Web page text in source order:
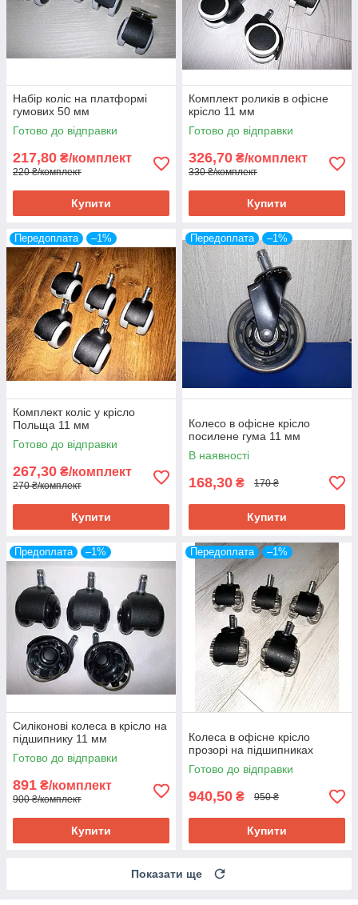
Набір коліс на платформі
гумових 50 мм
Готово до відправки
217,80 ₴/комплект
220 ₴/комплект
Купити
Комплект роликів в офісне
крісло 11 мм
Готово до відправки
326,70 ₴/комплект
330 ₴/комплект
Купити
Передоплата –1%
Комплект коліс у крісло
Польща 11 мм
Готово до відправки
267,30 ₴/комплект
270 ₴/комплект
Купити
Передоплата –1%
Колесо в офісне крісло
посилене гума 11 мм
В наявності
168,30 ₴ 170 ₴
Купити
Предоплата –1%
Силіконові колеса в крісло на
підшипнику 11 мм
Готово до відправки
891 ₴/комплект
900 ₴/комплект
Купити
Передоплата –1%
Колеса в офісне крісло
прозорі на підшипниках
Готово до відправки
940,50 ₴ 950 ₴
Купити
Показати ще